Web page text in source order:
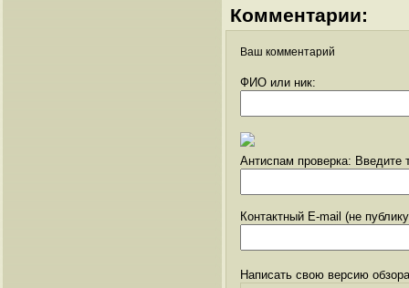
Комментарии:
Ваш комментарий
ФИО или ник:
Антиспам проверка: Введите
Контактный E-mail (не
Написать свою версию